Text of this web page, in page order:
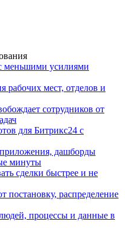
меньшими усилиями
рабочих мест, отделов и
сотрудников от
для Битрикс24 с
дашборды
минуты
сделки быстрее и не
постановку, распределение
процессы и данные в